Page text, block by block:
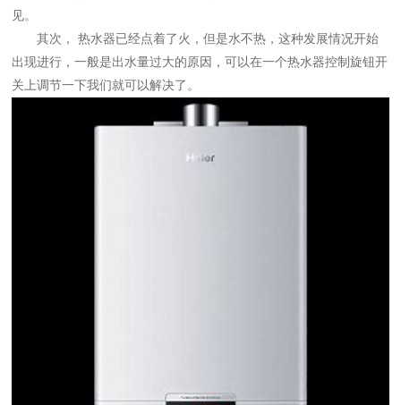
见。
其次， 热水器已经点着了火，但是水不热，这种发展情况开始
出现进行，一般是出水量过大的原因，可以在一个热水器控制旋钮开
关上调节一下我们就可以解决了。